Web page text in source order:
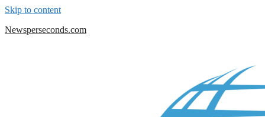
Skip to content
Newsperseconds.com